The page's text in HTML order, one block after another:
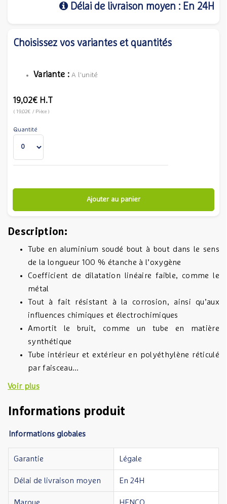
Délai de livraison moyen : En 24H
Choisissez vos variantes et quantités
Variante :A l'unité
19,02€ H.T
(19,02€ / Pièce)
Quantité
Ajouter au panier
Description:
Tube en aluminium soudé bout à bout dans le sens
de la longueur 100 % étanche à l’oxygène
Coefficient de dilatation linéaire faible, comme le
métal
Tout à fait résistant à la corrosion, ainsi qu’aux
influences chimiques et électrochimiques
Amortit le bruit, comme un tube en matière
synthétique
Tube intérieur et extérieur en polyéthylène réticulé
par faisceau...
Voir plus
Informations produit
Informations globales
Garantie Légale
Délai de livraison moyen En 24H